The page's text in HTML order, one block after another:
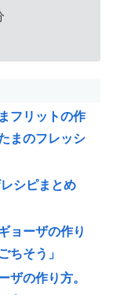
フリットの作
まのフレッシ
シピまとめ
ョーザの作り
ちそう」
ザの作り方。